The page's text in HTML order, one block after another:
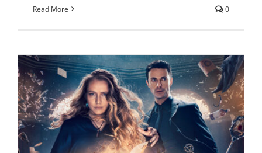
Read More 0
Premijera treće sezone serije „Otkriće veštica“ 7. januara
na HBO GO-u
Život i zabava